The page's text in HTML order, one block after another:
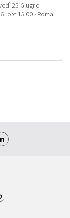
25 Giugno
ore 15:00 • Roma